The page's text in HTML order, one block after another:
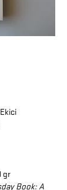
gr
Book: A